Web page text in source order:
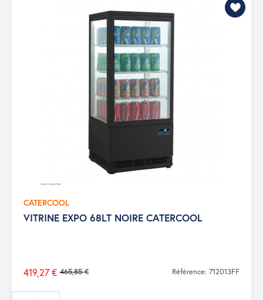
CATERCOOL
VITRINE EXPO 68LT NOIRE CATERCOOL
Prix
de
465,85 €
419,27 € Référence: 712013FF